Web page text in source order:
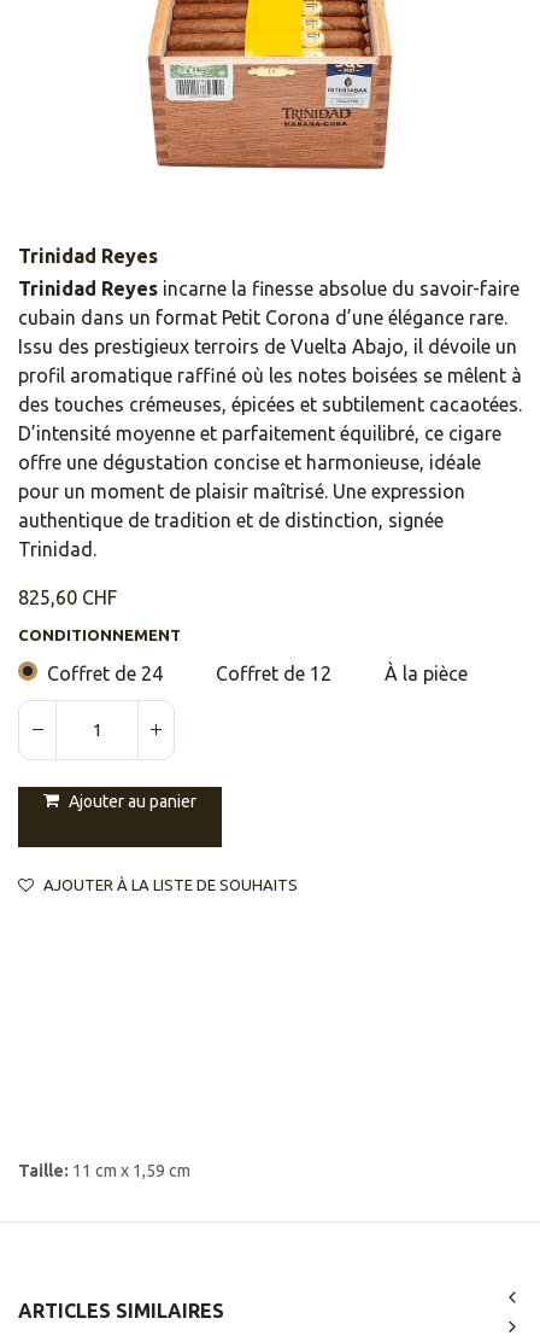
Trinidad Reyes
Trinidad Reyes incarne la finesse absolue du savoir-faire
cubain dans un format Petit Corona d’une élégance rare.
Issu des prestigieux terroirs de Vuelta Abajo, il dévoile un
profil aromatique raffiné où les notes boisées se mêlent à
des touches crémeuses, épicées et subtilement cacaotées.
D’intensité moyenne et parfaitement équilibré, ce cigare
offre une dégustation concise et harmonieuse, idéale
pour un moment de plaisir maîtrisé. Une expression
authentique de tradition et de distinction, signée
Trinidad.
825,60 CHF
CONDITIONNEMENT
Coffret de 24 Coffret de 12 À la pièce
Ajouter au panier
AJOUTER À LA LISTE DE SOUHAITS
Taille: 11 cm x 1,59 cm
ARTICLES SIMILAIRES